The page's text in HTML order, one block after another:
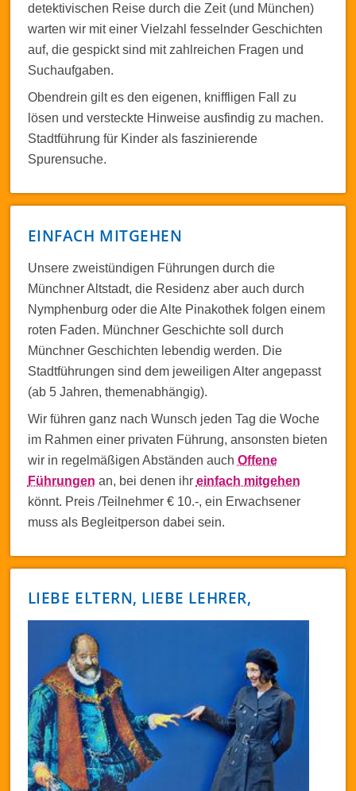
detektivischen Reise durch die Zeit (und München)
warten wir mit einer Vielzahl fesselnder Geschichten
auf, die gespickt sind mit zahlreichen Fragen und
Suchaufgaben.
Obendrein gilt es den eigenen, kniffligen Fall zu
lösen und versteckte Hinweise ausfindig zu machen.
Stadtführung für Kinder als faszinierende
Spurensuche.
EINFACH MITGEHEN
Unsere zweistündigen Führungen durch die
Münchner Altstadt, die Residenz aber auch durch
Nymphenburg oder die Alte Pinakothek folgen einem
roten Faden. Münchner Geschichte soll durch
Münchner Geschichten lebendig werden. Die
Stadtführungen sind dem jeweiligen Alter angepasst
(ab 5 Jahren, themenabhängig).
Wir führen ganz nach Wunsch jeden Tag die Woche
im Rahmen einer privaten Führung, ansonsten bieten
wir in regelmäßigen Abständen auch Offene
Führungen an, bei denen ihr einfach mitgehen
könnt. Preis /Teilnehmer € 10.-, ein Erwachsener
muss als Begleitperson dabei sein.
LIEBE ELTERN, LIEBE LEHRER,